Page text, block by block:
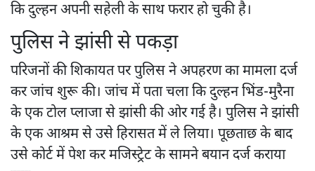
कि दुल्हन अपनी सहेली के साथ फरार हो चुकी है।
पुलिस ने झांसी से पकड़ा
परिजनों की शिकायत पर पुलिस ने अपहरण का मामला दर्ज
कर जांच शुरू की। जांच में पता चला कि दुल्हन भिंड-मुरैना
के एक टोल प्लाजा से झांसी की ओर गई है। पुलिस ने झांसी
के एक आश्रम से उसे हिरासत में ले लिया। पूछताछ के बाद
उसे कोर्ट में पेश कर मजिस्ट्रेट के सामने बयान दर्ज कराया